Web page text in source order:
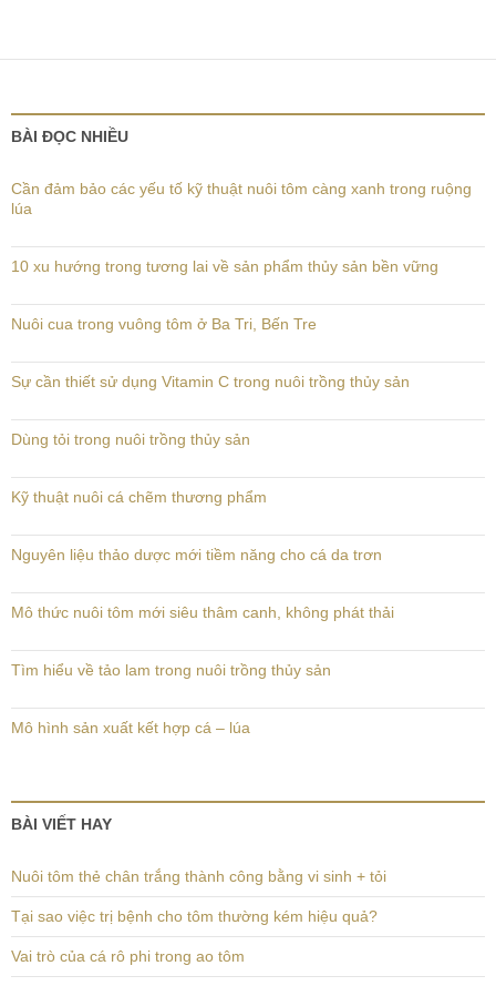
BÀI ĐỌC NHIỀU
Cần đảm bảo các yếu tố kỹ thuật nuôi tôm càng xanh trong ruộng
lúa
10 xu hướng trong tương lai về sản phẩm thủy sản bền vững
Nuôi cua trong vuông tôm ở Ba Tri, Bến Tre
Sự cần thiết sử dụng Vitamin C trong nuôi trồng thủy sản
Dùng tỏi trong nuôi trồng thủy sản
Kỹ thuật nuôi cá chẽm thương phẩm
Nguyên liệu thảo dược mới tiềm năng cho cá da trơn
Mô thức nuôi tôm mới siêu thâm canh, không phát thải
Tìm hiểu về tảo lam trong nuôi trồng thủy sản
Mô hình sản xuất kết hợp cá – lúa
BÀI VIẾT HAY
Nuôi tôm thẻ chân trắng thành công bằng vi sinh + tỏi
Tại sao việc trị bệnh cho tôm thường kém hiệu quả?
Vai trò của cá rô phi trong ao tôm